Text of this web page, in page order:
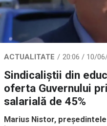
ACTUALITATE 20:06 / 10/
Sindicaliştii din
oferta Guvernului
salarială de 45%
Marius Nistor,